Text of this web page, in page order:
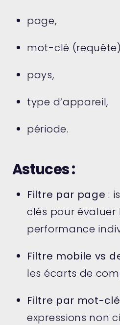
page,
mot-clé
pays,
type d’appareil,
période.
Astuces :
Filtre par page :
clés pour évaluer
performance
Filtre mobile vs
les écarts de
Filtre par mot-clé
expressions non